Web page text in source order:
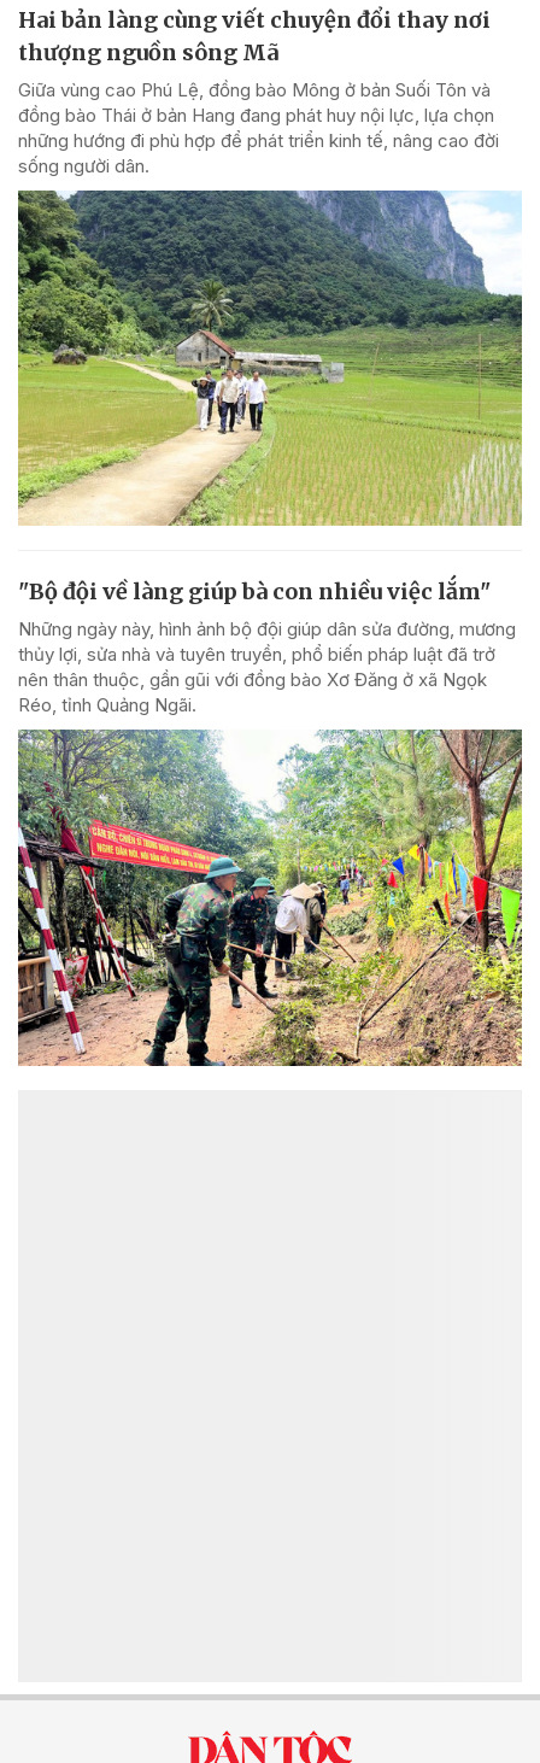
Hai bản làng cùng viết chuyện đổi thay nơi
thượng nguồn sông Mã
Giữa vùng cao Phú Lệ, đồng bào Mông ở bản Suối Tôn và
đồng bào Thái ở bản Hang đang phát huy nội lực, lựa chọn
những hướng đi phù hợp để phát triển kinh tế, nâng cao đời
sống người dân.
"Bộ đội về làng giúp bà con nhiều việc lắm"
Những ngày này, hình ảnh bộ đội giúp dân sửa đường, mương
thủy lợi, sửa nhà và tuyên truyền, phổ biến pháp luật đã trở
nên thân thuộc, gần gũi với đồng bào Xơ Đăng ở xã Ngọk
Réo, tỉnh Quảng Ngãi.